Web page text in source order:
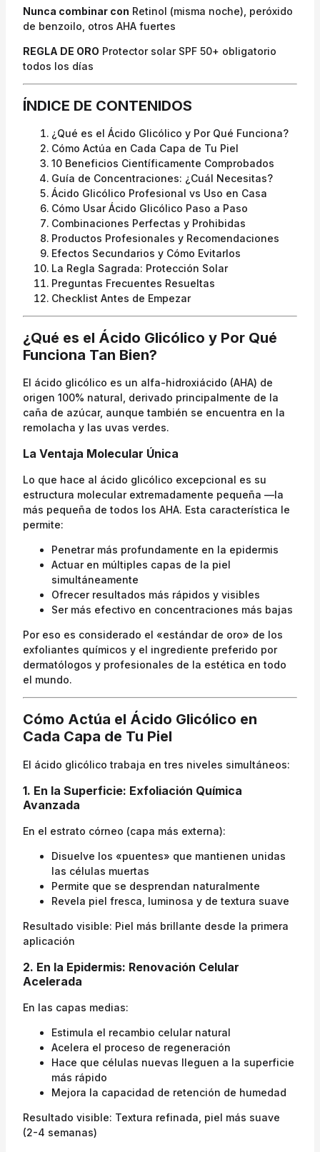
Nunca combinar con Retinol (misma noche), peróxido
de benzoilo, otros AHA fuertes
REGLA DE ORO Protector solar SPF 50+ obligatorio
todos los días
ÍNDICE DE CONTENIDOS
¿Qué es el Ácido Glicólico y Por Qué Funciona?
Cómo Actúa en Cada Capa de Tu Piel
10 Beneficios Científicamente Comprobados
Guía de Concentraciones: ¿Cuál Necesitas?
Ácido Glicólico Profesional vs Uso en Casa
Cómo Usar Ácido Glicólico Paso a Paso
Combinaciones Perfectas y Prohibidas
Productos Profesionales y Recomendaciones
Efectos Secundarios y Cómo Evitarlos
La Regla Sagrada: Protección Solar
Preguntas Frecuentes Resueltas
Checklist Antes de Empezar
¿Qué es el Ácido Glicólico y Por Qué
Funciona Tan Bien?
El ácido glicólico es un alfa-hidroxiácido (AHA) de
origen 100% natural, derivado principalmente de la
caña de azúcar, aunque también se encuentra en la
remolacha y las uvas verdes.
La Ventaja Molecular Única
Lo que hace al ácido glicólico excepcional es su
estructura molecular extremadamente pequeña —la
más pequeña de todos los AHA. Esta característica le
permite:
Penetrar más profundamente en la epidermis
Actuar en múltiples capas de la piel
simultáneamente
Ofrecer resultados más rápidos y visibles
Ser más efectivo en concentraciones más bajas
Por eso es considerado el «estándar de oro» de los
exfoliantes químicos y el ingrediente preferido por
dermatólogos y profesionales de la estética en todo
el mundo.
Cómo Actúa el Ácido Glicólico en
Cada Capa de Tu Piel
El ácido glicólico trabaja en tres niveles simultáneos:
1. En la Superficie: Exfoliación Química
Avanzada
En el estrato córneo (capa más externa):
Disuelve los «puentes» que mantienen unidas
las células muertas
Permite que se desprendan naturalmente
Revela piel fresca, luminosa y de textura suave
Resultado visible: Piel más brillante desde la primera
aplicación
2. En la Epidermis: Renovación Celular
Acelerada
En las capas medias:
Estimula el recambio celular natural
Acelera el proceso de regeneración
Hace que células nuevas lleguen a la superficie
más rápido
Mejora la capacidad de retención de humedad
Resultado visible: Textura refinada, piel más suave
(2-4 semanas)